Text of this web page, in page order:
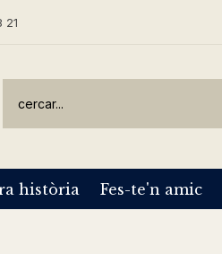
21
història Fes-te'n amic